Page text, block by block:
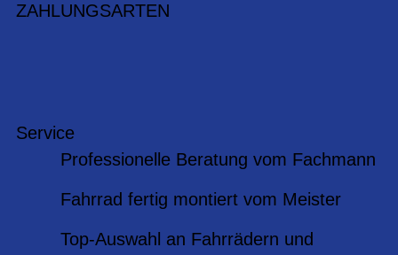
ZAHLUNGSARTEN
Service
Professionelle Beratung vom Fachmann
Fahrrad fertig montiert vom Meister
Top-Auswahl an Fahrrädern und